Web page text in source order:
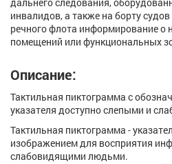
инвалидов, а также на борту
речного флота информирование о
помещений или функциональных
Описание:
Тактильная пиктограмма с
указателя доступно слепыми и
Тактильная пиктограмма -
изображением для восприятия
слабовидящими людьми.